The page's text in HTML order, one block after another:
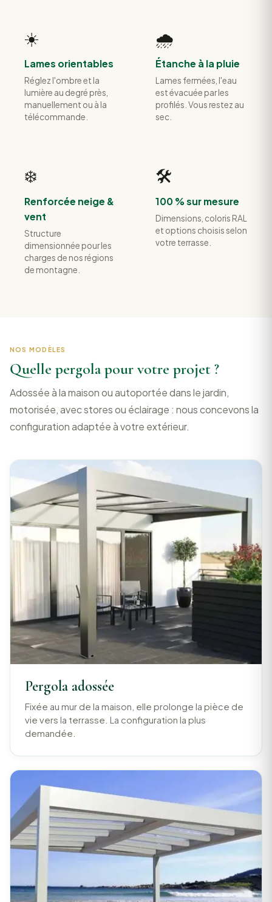
☀️
Lames orientables
Réglez l'ombre et la
lumière au degré près,
manuellement ou à la
télécommande.
🌧️
Étanche à la pluie
Lames fermées, l'eau
est évacuée par les
profilés. Vous restez au
sec.
❄️
Renforcée neige &
vent
Structure
dimensionnée pour les
charges de nos régions
de montagne.
🛠️
100 % sur mesure
Dimensions, coloris RAL
et options choisis selon
votre terrasse.
NOS MODÈLES
Quelle pergola pour votre projet ?
Adossée à la maison ou autoportée dans le jardin,
motorisée, avec stores ou éclairage : nous concevons la
configuration adaptée à votre extérieur.
Pergola adossée
Fixée au mur de la maison, elle prolonge la pièce de
vie vers la terrasse. La configuration la plus
demandée.